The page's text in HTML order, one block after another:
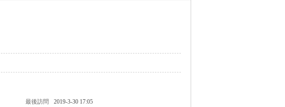
最後訪問
2019-3-30 17:05